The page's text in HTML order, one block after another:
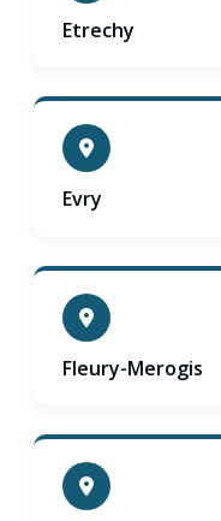
Etrechy
Evry
Fleury-Merogis